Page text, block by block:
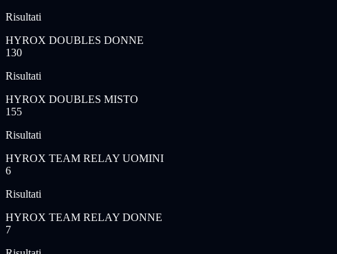
Risultati
HYROX DOUBLES DONNE
130
Risultati
HYROX DOUBLES MISTO
155
Risultati
HYROX TEAM RELAY UOMINI
6
Risultati
HYROX TEAM RELAY DONNE
7